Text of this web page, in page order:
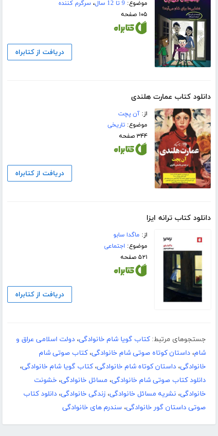
موضوع: 9 تا 12 سال ،سرگرم کننده
۱۰۵ صفحه
دریافت از کتابراه
دانلود کتاب عمارت هلندی
از:آن پچت
موضوع:تاریخی
۳۴۴ صفحه
دریافت از کتابراه
دانلود کتاب ترانه ایزا
از: ماگدا سابو
موضوع: اجتماعی
۵۲۱ صفحه
دریافت از کتابراه
جستجوهای مرتبط: کتاب گویا شام خانوادگی، دولت اسلامی عراق و
شام، داستان کوتاه صوتی شام خانوادگی،کتاب صوتی شام
خانوادگی، داستان کوتاه شام خانوادگی،کتاب گویا شام خانوادگی،
دانلود کتاب صوتی شام خانوادگی، مسائل خانوادگی، خشونت
خانوادگی، نشریه مسائل خانوادگی، زندگی خانوادگی، دانلود کتاب
صوتی داستان گور خانوادگی، سندرم های خانوادگی